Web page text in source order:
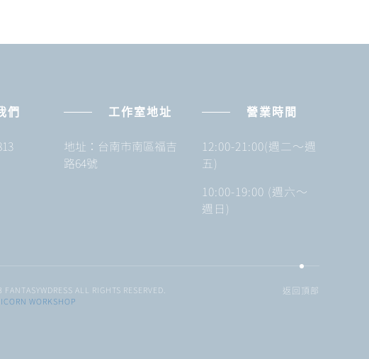
們 工作室地址
地址：台南市南區福吉
路64號
營業時間
12:00-21:00(週二～週
五)
10:00-19:00 (週六～
週日)
ALL RIGHTS RESERVED.
WORKSHOP
返回頂部